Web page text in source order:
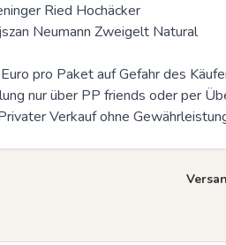
Ried Hochäcker
Neumann Zweigelt Natural
pro Paket auf Gefahr des
nur über PP friends oder per
Verkauf ohne